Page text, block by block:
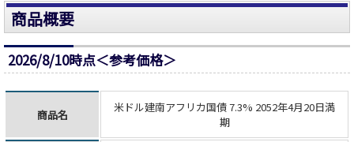
商品概要
2026/8/10時点＜参考価格＞
商品名
米ドル建南アフリカ国債 7.3% 2052年4月20日満
期